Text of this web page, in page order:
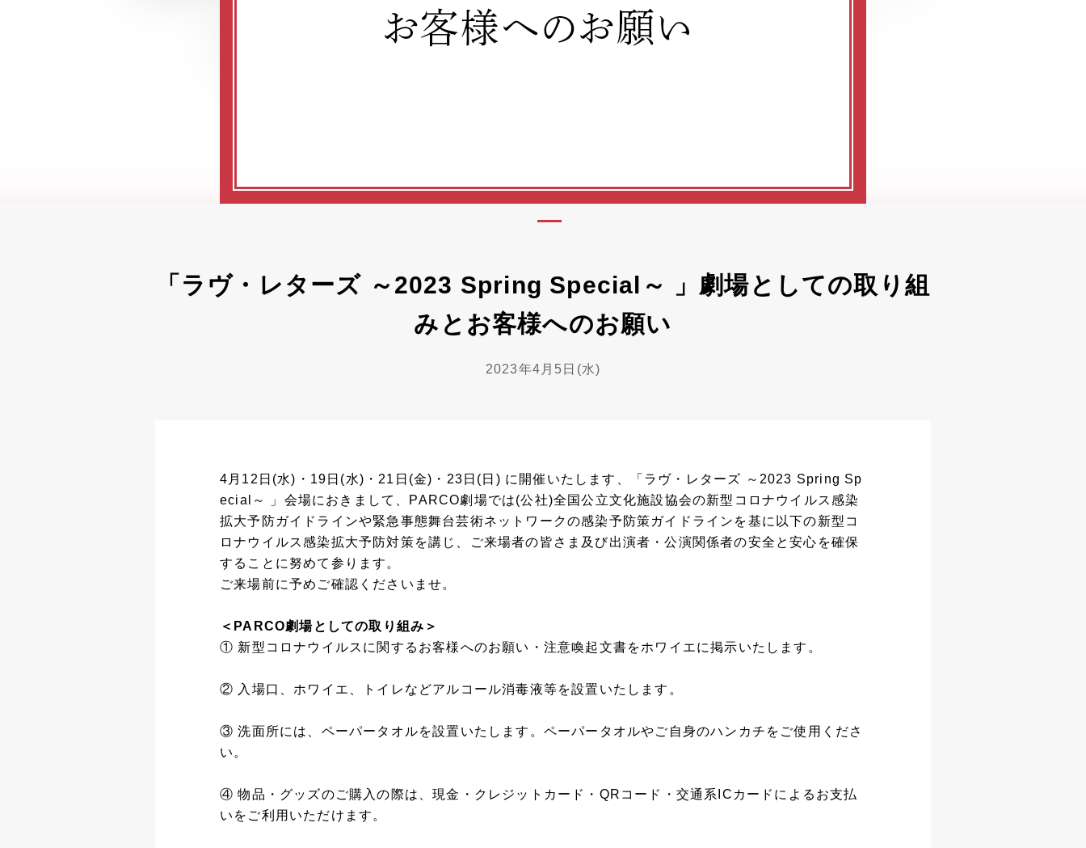
「ラヴ・レターズ ～2023 Spring Special～ 」劇場としての取り組
みとお客様へのお願い
2023年4月5日(水)
4月12日(水)・19日(水)・21日(金)・23日(日) に開催いたします、「ラヴ・レターズ ～2023 Spring Sp
ecial～ 」会場におきまして、PARCO劇場では(公社)全国公立文化施設協会の新型コロナウイルス感染
拡大予防ガイドラインや緊急事態舞台芸術ネットワークの感染予防策ガイドラインを基に以下の新型コ
ロナウイルス感染拡大予防対策を講じ、ご来場者の皆さま及び出演者・公演関係者の安全と安心を確保
することに努めて参ります。
ご来場前に予めご確認くださいませ。
＜PARCO劇場としての取り組み＞
① 新型コロナウイルスに関するお客様へのお願い・注意喚起文書をホワイエに掲示いたします。
② 入場口、ホワイエ、トイレなどアルコール消毒液等を設置いたします。
③ 洗面所には、ペーパータオルを設置いたします。ペーパータオルやご自身のハンカチをご使用くださ
い。
④ 物品・グッズのご購入の際は、現金・クレジットカード・QRコード・交通系ICカードによるお支払
いをご利用いただけます。